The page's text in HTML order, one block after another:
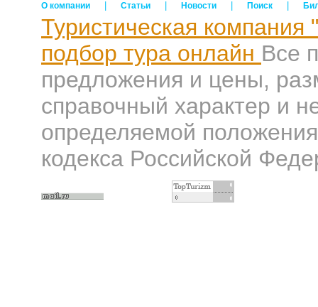
О компании Статьи Новости Поиск
Туристическая компания
подбор тура онлайн Все
предложения и цены,
справочный характер и
определяемой
кодекса Российской